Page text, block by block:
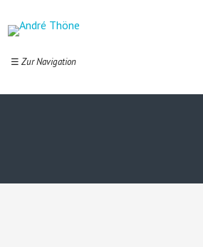
☰ Zur Navigation